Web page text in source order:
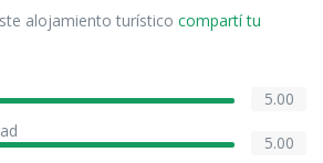
alojamiento turístico compartí tu
5.00
5.00